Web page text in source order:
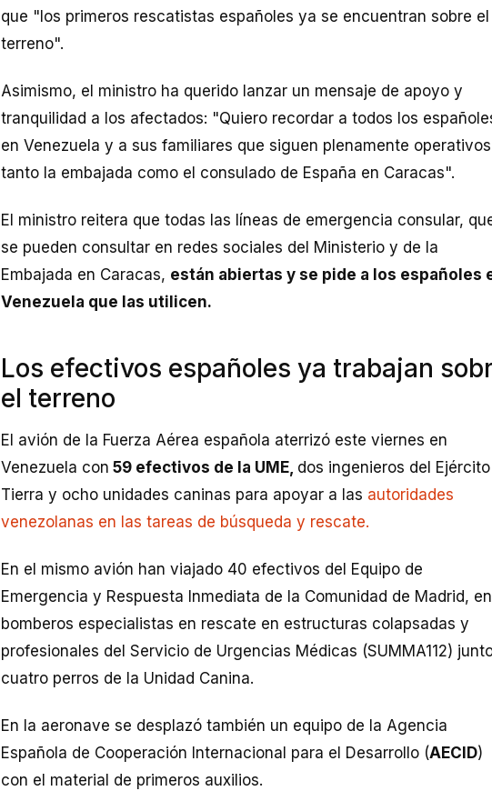
que "los primeros rescatistas españoles ya se encuentran sobre el
terreno".
Asimismo, el ministro ha querido lanzar un mensaje de apoyo y
tranquilidad a los afectados: "Quiero recordar a todos los
en Venezuela y a sus familiares que siguen plenamente operativos
tanto la embajada como el consulado de España en Caracas".
El ministro reitera que todas las líneas de emergencia consular,
se pueden consultar en redes sociales del Ministerio y de la
Embajada en Caracas, están abiertas y se pide a los españoles
Venezuela que las utilicen.
Los efectivos españoles ya trabajan
el terreno
El avión de la Fuerza Aérea española aterrizó este viernes en
Venezuela con 59 efectivos de la UME, dos ingenieros del
Tierra y ocho unidades caninas para apoyar a las autoridades
venezolanas en las tareas de búsqueda y rescate.
En el mismo avión han viajado 40 efectivos del Equipo de
Emergencia y Respuesta Inmediata de la Comunidad de Madrid,
bomberos especialistas en rescate en estructuras colapsadas y
profesionales del Servicio de Urgencias Médicas (SUMMA112)
cuatro perros de la Unidad Canina.
En la aeronave se desplazó también un equipo de la Agencia
Española de Cooperación Internacional para el Desarrollo (AECID)
con el material de primeros auxilios.